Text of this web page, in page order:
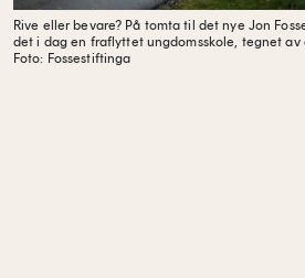
Rive eller bevare? På tomta til det nye Jon
det i dag en fraflyttet ungdomsskole, tegnet av
Foto: Fossestiftinga